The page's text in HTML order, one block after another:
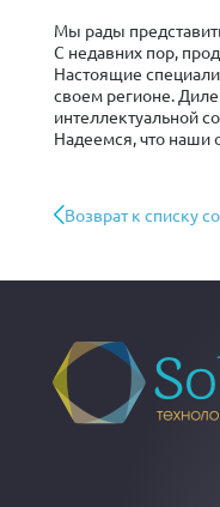
Мы рады
С недавних пор,
Настоящие
своем регионе.
интеллектуальной
Надеемся, что наши
Возврат к списку